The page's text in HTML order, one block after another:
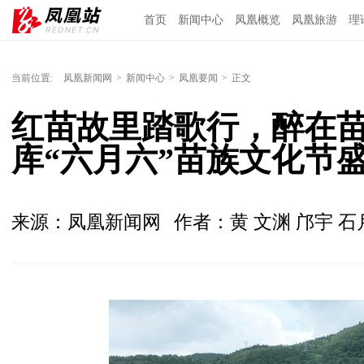
首页 新闻中心 凤凰概览 凤凰旅游 理
当前位置: 凤凰新闻网 > 新闻中心 > 凤凰要闻 > 正文
红苗故里踏歌行，醉在
库“六月六”苗族文化节
来源：凤凰新闻网 作者：黄 文渊 邝宇